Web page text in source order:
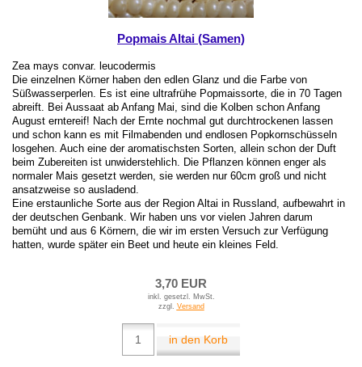
Popmais Altai (Samen)
Zea mays convar. leucodermis
Die einzelnen Körner haben den edlen Glanz und die Farbe von
Süßwasserperlen. Es ist eine ultrafrühe Popmaissorte, die in 70 Tagen
abreift. Bei Aussaat ab Anfang Mai, sind die Kolben schon Anfang
August erntereif! Nach der Ernte nochmal gut durchtrockenen lassen
und schon kann es mit Filmabenden und endlosen Popkornschüsseln
losgehen. Auch eine der aromatischsten Sorten, allein schon der Duft
beim Zubereiten ist unwiderstehlich. Die Pflanzen können enger als
normaler Mais gesetzt werden, sie werden nur 60cm groß und nicht
ansatzweise so ausladend.
Eine erstaunliche Sorte aus der Region Altai in Russland, aufbewahrt in
der deutschen Genbank. Wir haben uns vor vielen Jahren darum
bemüht und aus 6 Körnern, die wir im ersten Versuch zur Verfügung
hatten, wurde später ein Beet und heute ein kleines Feld.
3,70 EUR
inkl. gesetzl. MwSt.
zzgl. Versand
in den Korb